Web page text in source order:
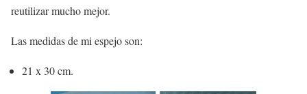
reutilizar mucho mejor.
Las medidas de mi espejo son:
21 x 30 cm.